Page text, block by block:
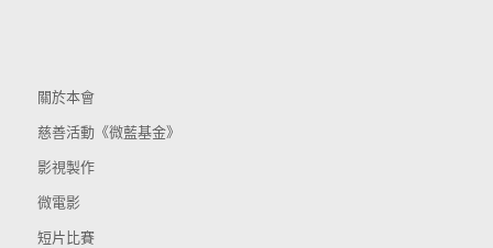
關於本會
慈善活動《微藍基金》
影視製作
微電影
短片比賽